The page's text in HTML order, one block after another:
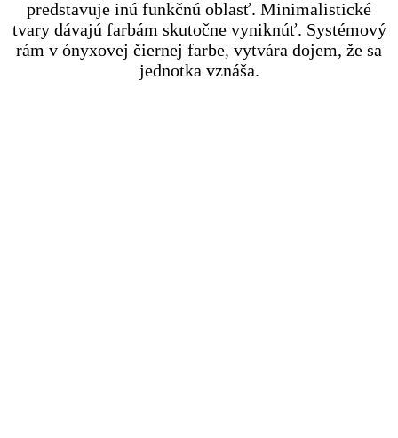
predstavuje inú funkčnú oblasť. Minimalistické
tvary dávajú farbám skutočne vyniknúť. Systémový
rám v ónyxovej čiernej farbe, vytvára dojem, že sa
jednotka vznáša.